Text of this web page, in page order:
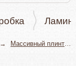
Массивный плинтус